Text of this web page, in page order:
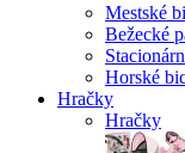
Mestské
Bežecké
Horské
Hračky
Hračky